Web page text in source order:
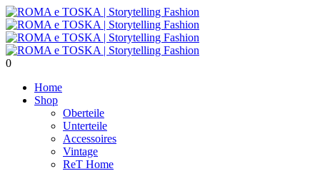
0
Home
Shop
Oberteile
Unterteile
Accessoires
Vintage
ReT Home